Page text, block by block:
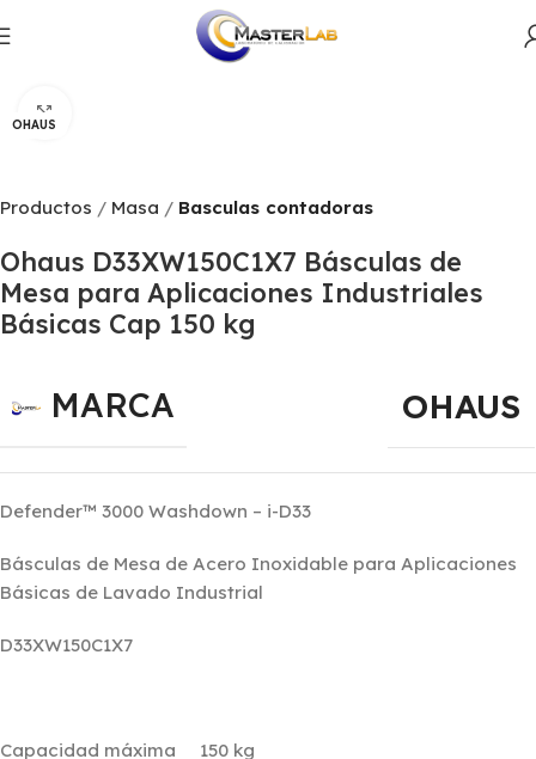
Basculas contadoras
OHAUS
Productos Masa Basculas contadoras
Ohaus D33XW150C1X7 Básculas de
Mesa para Aplicaciones Industriales
Básicas Cap 150 kg
MARCA OHAUS
Defender™ 3000 Washdown – i-D33
Básculas de Mesa de Acero Inoxidable para Aplicaciones
Básicas de Lavado Industrial
D33XW150C1X7
Capacidad máxima 150 kg